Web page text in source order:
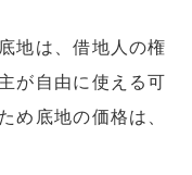
地は、借地人の権
が自由に使える可
め底地の価格は、